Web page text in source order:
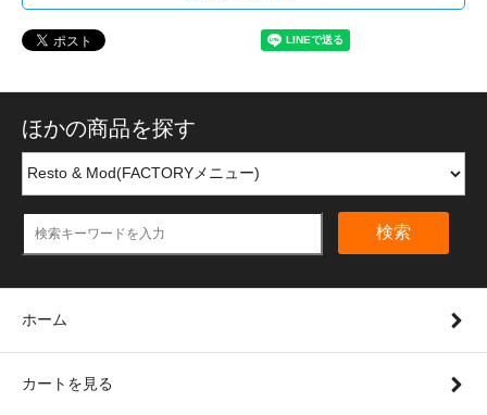
ほかの商品を探す
検索
ホーム
カートを見る